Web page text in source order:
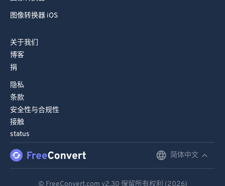
图像转换器 iOS
关于我们
博客
捐
隐私
条款
安全性与合规性
接触
status
简体中文
© FreeConvert.com v2.30 保留所有权利 (2026)